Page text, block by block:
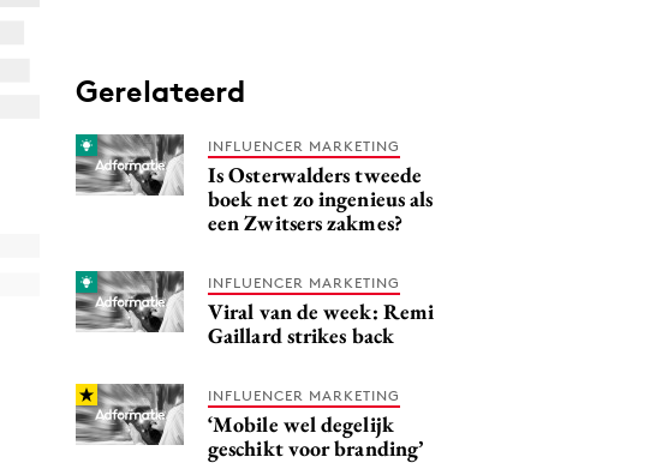
Gerelateerd
INFLUENCER MARKETING
Is Osterwalders tweede
boek net zo ingenieus als
een Zwitsers zakmes?
INFLUENCER MARKETING
Viral van de week: Remi
Gaillard strikes back
INFLUENCER MARKETING
‘Mobile wel degelijk
geschikt voor branding’